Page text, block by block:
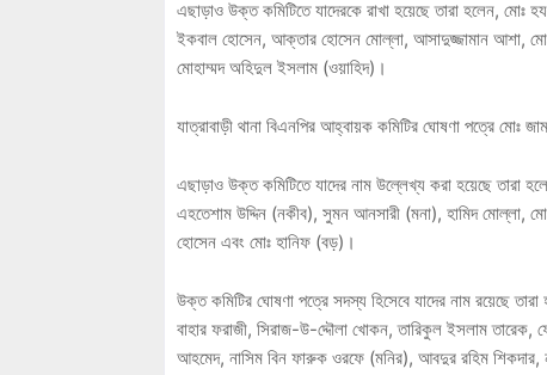
এছাড়াও উক্ত কমিটিতে যাদেরকে রাখা হয়েছে তারা হলেন,
ইকবাল হোসেন, আক্তার হোসেন মোল্লা, আসাদুজ্জামান আশা,
মোহাম্মদ অহিদুল ইসলাম (ওয়াহিদ)।
যাত্রাবাড়ী থানা বিএনপির আহ্বায়ক কমিটির ঘোষণা পত্রে
এছাড়াও উক্ত কমিটিতে যাদের নাম উল্লেখ্য করা হয়েছে তারা
এহতেশাম উদ্দিন (নকীব), সুমন আনসারী (মনা), হামিদ মোল্লা,
হোসেন এবং মোঃ হানিফ (বড়)।
উক্ত কমিটির ঘোষণা পত্রে সদস্য হিসেবে যাদের নাম রয়েছে
বাহার ফরাজী, সিরাজ-উ-দ্দৌলা খোকন, তারিকুল ইসলাম
আহমেদ, নাসিম বিন ফারুক ওরফে (মনির), আবদুর রহিম শিকদার,